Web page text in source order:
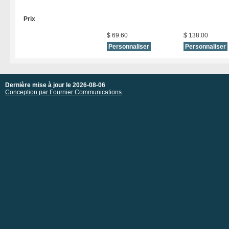
Prix
$ 69.60 $ 138.00
Dernière mise à jour le 2026-08-06
Conception par Fournier Communications